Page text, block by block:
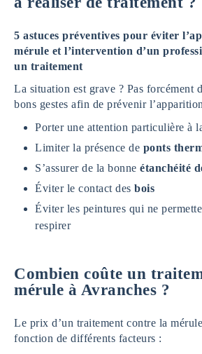
5 astuces préventives pour éviter
mérule et l’intervention d’un
un traitement
La situation est grave ? Pas forcément
bons gestes afin de prévenir
Porter une attention particulière à
Limiter la présence de ponts
S’assurer de la bonne étanchéité
Éviter le contact des bois
Éviter les peintures qui ne
respirer
Combien coûte un
mérule à Avranches ?
Le prix d’un traitement contre la
fonction de différents facteurs :